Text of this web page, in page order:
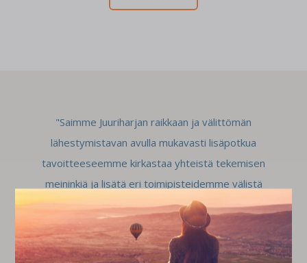
"Saimme Juuriharjan raikkaan ja välittömän
lähestymistavan avulla mukavasti lisäpotkua
tavoitteeseemme kirkastaa yhteistä tekemisen
meininkiä ja lisätä eri toimipisteidemme välistä
yhteistyötä. Henkilöstömme kiitti erityisesti Juuriharjan
kanssa toteutetun valmennuksen konkretiaa ja toimivaa
tapaa osallistaa väkeämme."